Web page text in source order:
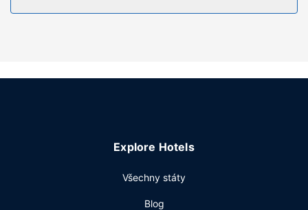
něž patří mimo jiné vířivka, fitness centrum s nepřetržitým
Ve všední dny od 6:30 do 9:30 a o víkendu od 7:30 do
Explore Hotels
Všechny státy
Blog